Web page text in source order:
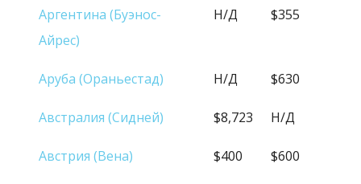
Аргентина (Буэнос-
Айрес)
Н/Д $355
Аруба (Ораньестад) Н/Д $630
Австралия (Сидней) $8,723 Н/Д
Австрия (Вена) $400 $600